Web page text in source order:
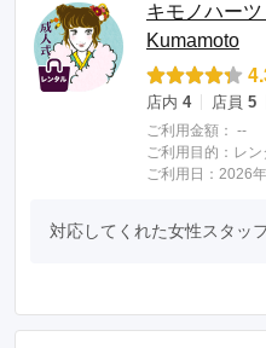
キモノハー
Kumamoto
店内 4 店員 5
ご利用金額： --
ご利用目的： レ
ご利用日：2026
対応してくれた女性スタッ